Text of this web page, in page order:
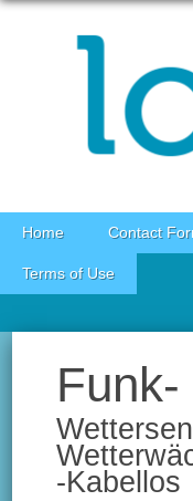
Skip to content
Home Contact
Terms of Use
Funk-
-Kabellos